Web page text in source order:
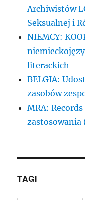
Archiwistów
Seksualnej i
NIEMCY:
literackich
BELGIA:
zasobów
MRA:
zastosowania
TAGI